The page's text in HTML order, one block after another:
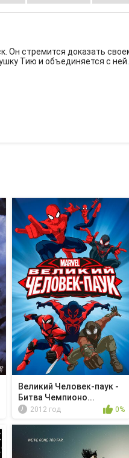
Он стремится доказать
Тию и объединяется с ней.
Великий Человек-паук -
Битва Чемпионо...
2012 год 0%